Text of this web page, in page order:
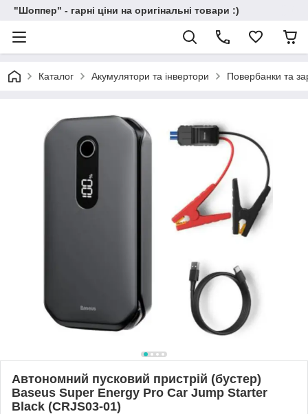
"Шоппер" - гарні ціни на оригінальні товари :)
Каталог Акумулятори та інвертори Повербанки та
Автономний пусковий пристрій (бустер)
Baseus Super Energy Pro Car Jump Starter
Black (CRJS03-01)